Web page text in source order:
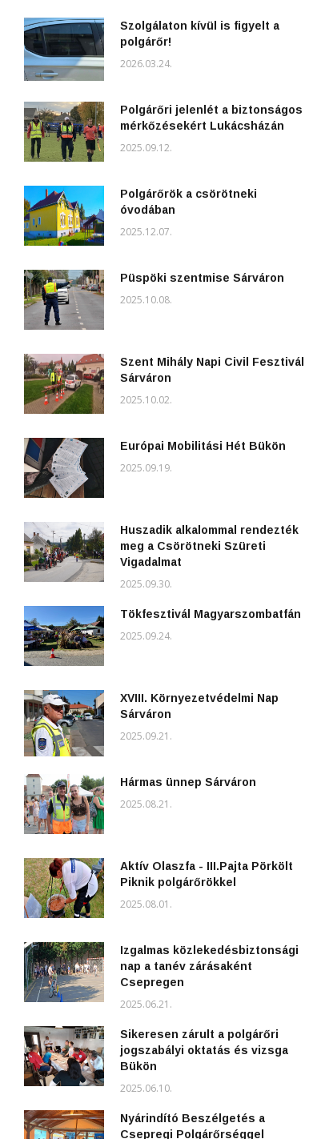
Szolgálaton kívül is figyelt a
polgárőr!
2026.03.24.
Polgárőri jelenlét a biztonságos
mérkőzésekért Lukácsházán
2025.09.12.
Polgárőrök a csörötneki
óvodában
2025.12.07.
Püspöki szentmise Sárváron
2025.10.08.
Szent Mihály Napi Civil Fesztivál
Sárváron
2025.10.02.
Európai Mobilitási Hét Bükön
2025.09.19.
Huszadik alkalommal rendezték
meg a Csörötneki Szüreti
Vigadalmat
2025.09.30.
Tökfesztivál Magyarszombatfán
2025.09.24.
XVIII. Környezetvédelmi Nap
Sárváron
2025.09.21.
Hármas ünnep Sárváron
2025.08.21.
Aktív Olaszfa - III.Pajta Pörkölt
Piknik polgárőrökkel
2025.08.01.
Izgalmas közlekedésbiztonsági
nap a tanév zárásaként
Csepregen
2025.06.21.
Sikeresen zárult a polgárőri
jogszabályi oktatás és vizsga
Bükön
2025.06.10.
Nyárindító Beszélgetés a
Csepregi Polgárőrséggel